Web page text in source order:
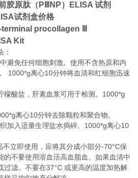
胶原肽（PⅢNP）ELISA 试剂
试剂盒价格
procollagen Ⅲ
Kit
任何细胞刺激。使用不含热原和内
1000*g离心10分钟将血清和红细胞迅速
盐，肝素血浆可用于检测。1000*g
心10分钟去除颗粒和聚合物。
适量生理盐水捣碎。1000*g离心10
即使用，应将其分成小部分-70°C保
的不要使用溶血活高血脂血。如果血清中
过滤。不要在37°C 或更高的温度加热解